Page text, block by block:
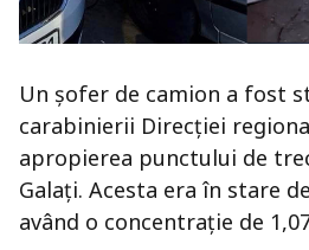
Un șofer de camion a fost
carabinierii Direcției
apropierea punctului de
Galați. Acesta era în stare
având o concentrație de